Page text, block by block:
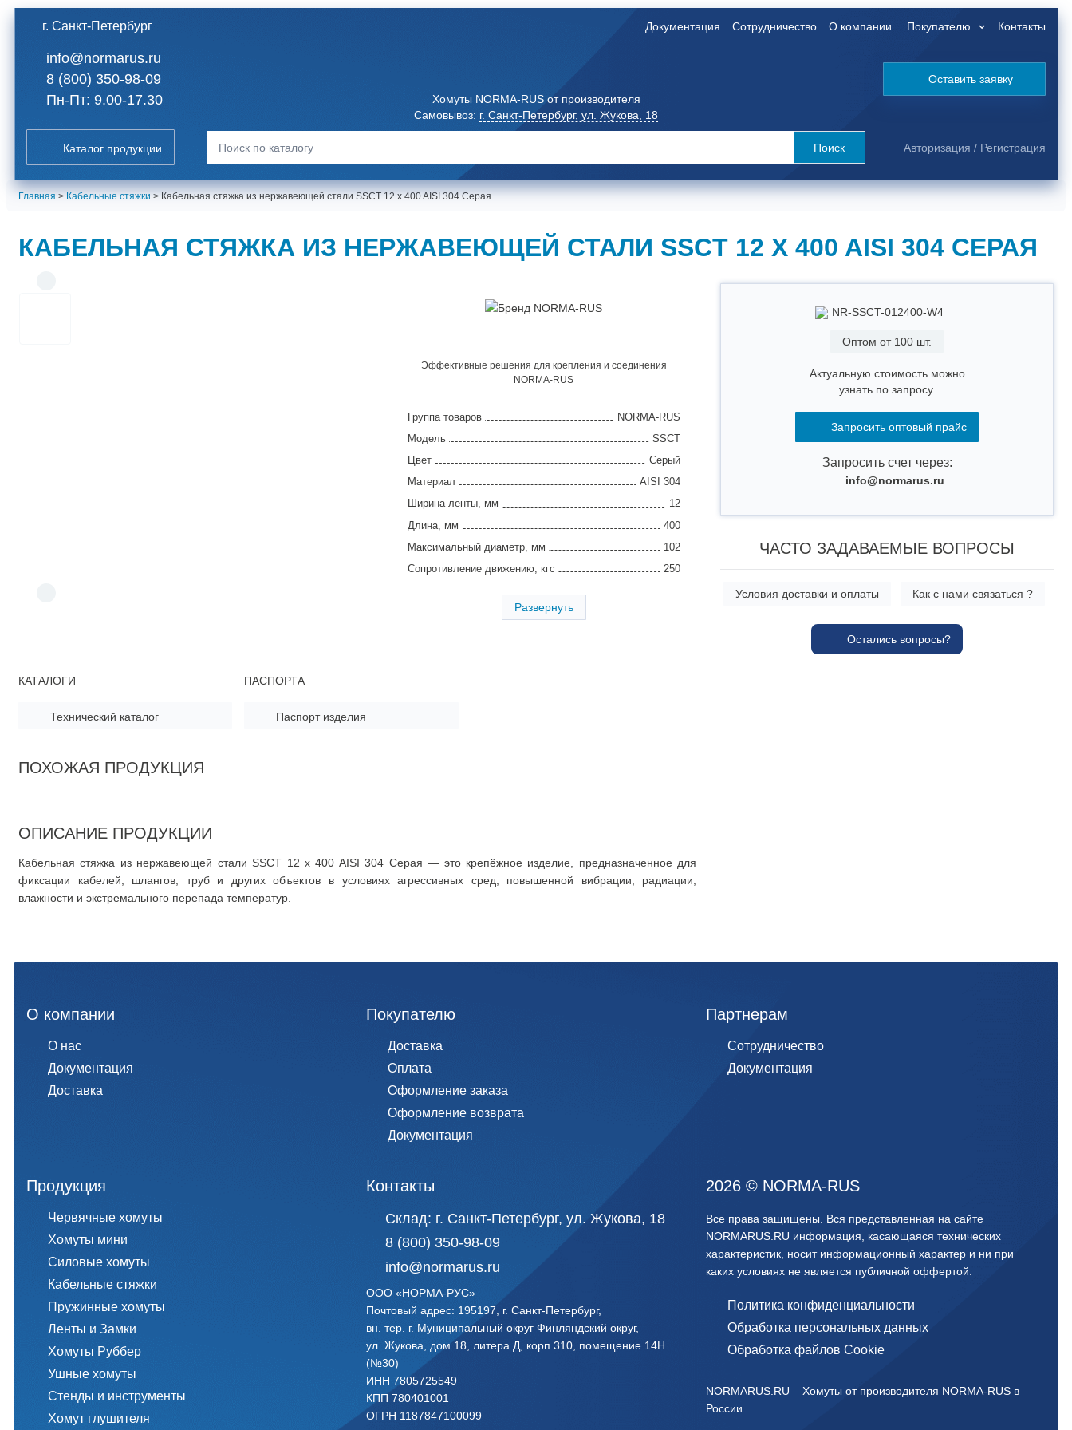
г. Санкт-Петербург Документация Сотрудничество О компании Покупателю Контакты
info@normarus.ru
8 (800) 350-98-09
Пн-Пт: 9.00-17.30
Хомуты NORMA-RUS от производителя
Самовывоз: г. Санкт-Петербург, ул. Жукова, 18
Оставить заявку
Каталог продукции Искать:
Поиск Авторизация / Регистрация
Главная > Кабельные стяжки > Кабельная стяжка из нержавеющей стали SSCT 12 x 400 AISI 304 Серая
КАБЕЛЬНАЯ СТЯЖКА ИЗ НЕРЖАВЕЮЩЕЙ СТАЛИ SSCT 12 X 400 AISI 304 СЕРАЯ
Эффективные решения для крепления и соединения
NORMA-RUS
Группа товаров
NORMA-RUS
Модель
SSCT
Цвет
Серый
Материал
AISI 304
Ширина ленты, мм
12
Длина, мм
400
Максимальный диаметр, мм
102
Сопротивление движению, кгс
250
Развернуть
NR-SSCT-012400-W4
Оптом от 100 шт.
Актуальную стоимость можно
узнать по запросу.
Запросить оптовый прайс
Запросить счет через:
info@normarus.ru
ЧАСТО ЗАДАВАЕМЫЕ ВОПРОСЫ
Условия доставки и оплаты Как с нами связаться ?
Остались вопросы?
КАТАЛОГИ
Технический каталог
ПАСПОРТА
Паспорт изделия
ПОХОЖАЯ ПРОДУКЦИЯ
ОПИСАНИЕ ПРОДУКЦИИ
Кабельная стяжка из нержавеющей стали SSCT 12 x 400 AISI 304 Серая — это крепёжное изделие, предназначенное для
фиксации кабелей, шлангов, труб и других объектов в условиях агрессивных сред, повышенной вибрации, радиации,
влажности и экстремального перепада температур.
О компании
О нас
Документация
Доставка
Покупателю
Доставка
Оплата
Оформление заказа
Оформление возврата
Документация
Партнерам
Сотрудничество
Документация
Продукция
Червячные хомуты
Хомуты мини
Силовые хомуты
Кабельные стяжки
Пружинные хомуты
Ленты и Замки
Хомуты Руббер
Ушные хомуты
Стенды и инструменты
Хомут глушителя
Контакты
Склад: г. Санкт-Петербург, ул. Жукова, 18
8 (800) 350-98-09
info@normarus.ru
ООО «НОРМА-РУС»
Почтовый адрес: 195197, г. Санкт-Петербург,
вн. тер. г. Муниципальный округ Финляндский округ,
ул. Жукова, дом 18, литера Д, корп.310, помещение 14Н
(№30)
ИНН 7805725549
КПП 780401001
ОГРН 1187847100099
2026 © NORMA-RUS
Все права защищены. Вся представленная на сайте
NORMARUS.RU информация, касающаяся технических
характеристик, носит информационный характер и ни при
каких условиях не является публичной оффертой.‍
Политика конфиденциальности
Обработка персональных данных
Обработка файлов Cookie
NORMARUS.RU – Хомуты от производителя NORMA-RUS в
России.